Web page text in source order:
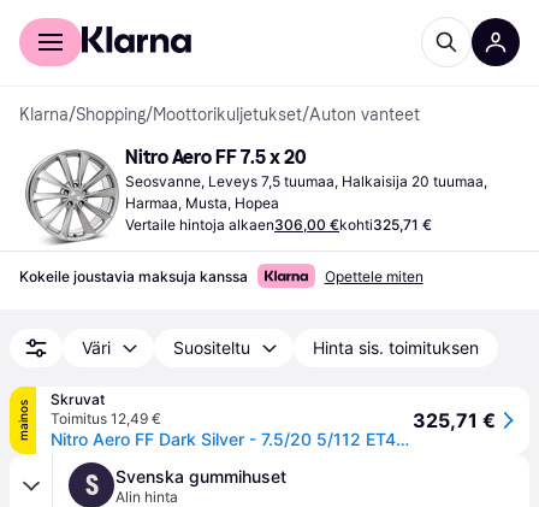
Kuluttajille
Klarna/Shopping/Moottorikuljetukset/Auton vanteet
Nitro Aero FF 7.5 x 20
Seosvanne, Leveys 7,5 tuumaa, Halkaisija 20 tuumaa,
Harmaa, Musta, Hopea
Vertaile hintoja alkaen306,00 €kohti325,71 €
Kokeile joustavia maksuja kanssa Opettele miten
Väri Suositeltu Hinta sis. toimituksen
mainos
Skruvat
Toimitus 12,49 €
Nitro Aero FF Dark Silver - 7.5/20 5/112 ET45 B57.1
325,71 €
S Svenska gummihuset
Alin hinta